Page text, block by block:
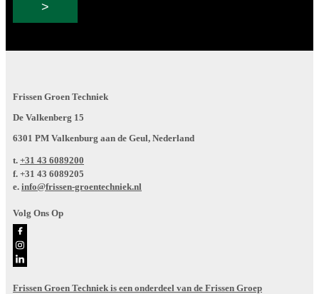
Frissen Groen Techniek
De Valkenberg 15
6301 PM Valkenburg aan de Geul, Nederland
t. +31 43 6089200
f. +31 43 6089205
e. info@frissen-groentechniek.nl
Volg Ons Op
Frissen Groen Techniek is een onderdeel van de Frissen Groep